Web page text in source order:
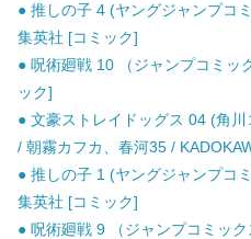
● 推しの子 4 (ヤングジャンプコ
集英社 [コミック]
● 呪術廻戦 10 （ジャンプコミッ
ック]
● 文豪ストレイドッグス 04 (角
/ 朝霧カフカ、春河35 /
● 推しの子 1 (ヤングジャンプコ
集英社 [コミック]
● 呪術廻戦 9 （ジャンプコミッ